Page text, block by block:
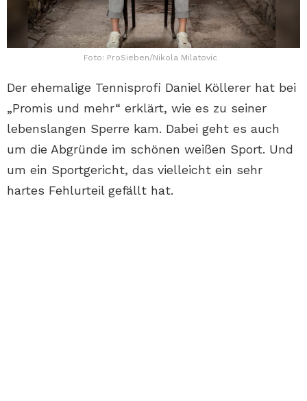
Foto: ProSieben/Nikola Milatovic
Der ehemalige Tennisprofi Daniel Köllerer hat bei
„Promis und mehr“ erklärt, wie es zu seiner
lebenslangen Sperre kam. Dabei geht es auch
um die Abgründe im schönen weißen Sport. Und
um ein Sportgericht, das vielleicht ein sehr
hartes Fehlurteil gefällt hat.